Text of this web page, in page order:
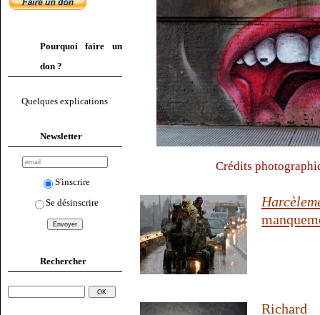
Pourquoi faire un
don ?
Quelques explications
Newsletter
S'inscrire
Se désinscrire
Rechercher
Crédits